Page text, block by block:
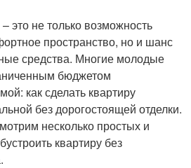
Современные идеи
это не только возможность
пространство, но и шанс
средства. Многие молодые
бюджетом
как сделать квартиру
без дорогостоящей отделки.
несколько простых и
квартиру без